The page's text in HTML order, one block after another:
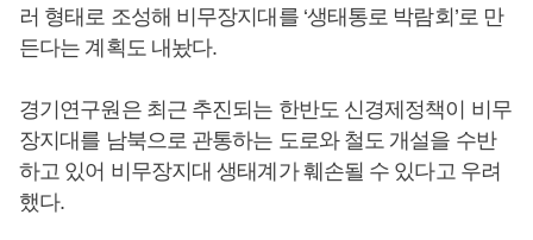
러 형태로 조성해 비무장지대를 ‘생태통로 박람회’로 만
든다는 계획도 내놨다.
경기연구원은 최근 추진되는 한반도 신경제정책이 비무
장지대를 남북으로 관통하는 도로와 철도 개설을 수반
하고 있어 비무장지대 생태계가 훼손될 수 있다고 우려
했다.